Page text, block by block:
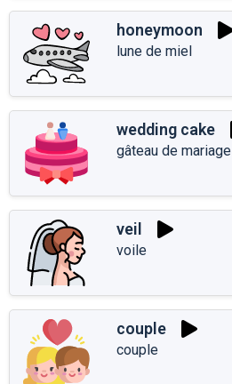
honeymoon
lune de miel
wedding cake
gâteau de mariage
veil
voile
couple
couple